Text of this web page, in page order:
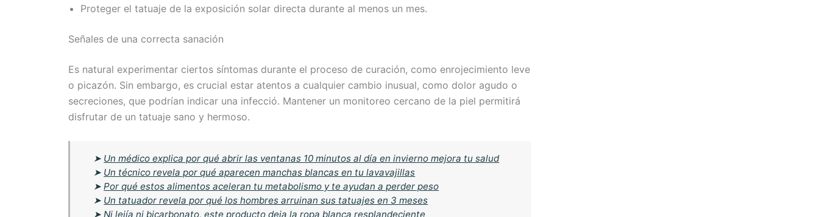
Proteger el tatuaje de la exposición solar directa durante al menos un mes.
Señales de una correcta sanación
Es natural experimentar ciertos síntomas durante el proceso de curación, como enrojecimiento leve
o picazón. Sin embargo, es crucial estar atentos a cualquier cambio inusual, como dolor agudo o
secreciones, que podrían indicar una infecció. Mantener un monitoreo cercano de la piel permitirá
disfrutar de un tatuaje sano y hermoso.
➤ Un médico explica por qué abrir las ventanas 10 minutos al día en invierno mejora tu salud
➤ Un técnico revela por qué aparecen manchas blancas en tu lavavajillas
➤Por qué estos alimentos aceleran tu metabolismo y te ayudan a perder peso
➤ Un tatuador revela por qué los hombres arruinan sus tatuajes en 3 meses
➤Ni lejía ni bicarbonato, este producto deja la ropa blanca resplandeciente